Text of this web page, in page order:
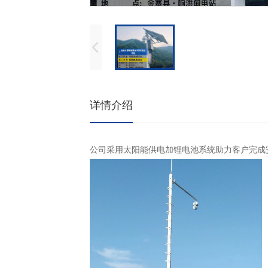
详情介绍
公司采用太阳能供电加锂电池系统助力客户完